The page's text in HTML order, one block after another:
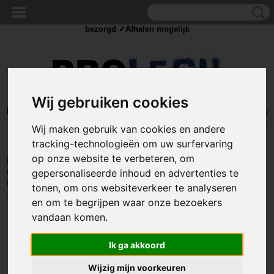
Wij gebruiken cookies
Wij maken gebruik van cookies en andere
tracking-technologieën om uw surfervaring
op onze website te verbeteren, om
gepersonaliseerde inhoud en advertenties te
tonen, om ons websiteverkeer te analyseren
en om te begrijpen waar onze bezoekers
vandaan komen.
Ik ga akkoord
Wijzig mijn voorkeuren
Inloggen Registreren
UW WINKELWAGEN
Geen producten
(0)
Home >IJZERWAREN>BEVESTIGING>
GEREEDSCHAPSKLEMMEN>Gereedschapsklem - 16mm -
Gegalvaniseerd - Per stuk
bezorgd ✓Afhalen mogelijk